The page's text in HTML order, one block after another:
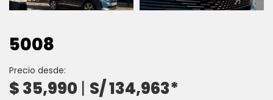
5008
Precio desde:
$ 35,990 | S/ 134,963*